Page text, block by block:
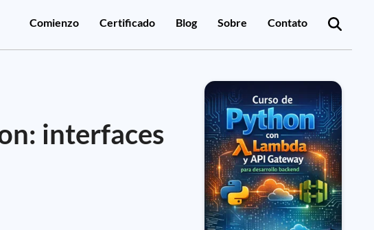
Comienzo Certificado Blog Sobre Contato
interfaces